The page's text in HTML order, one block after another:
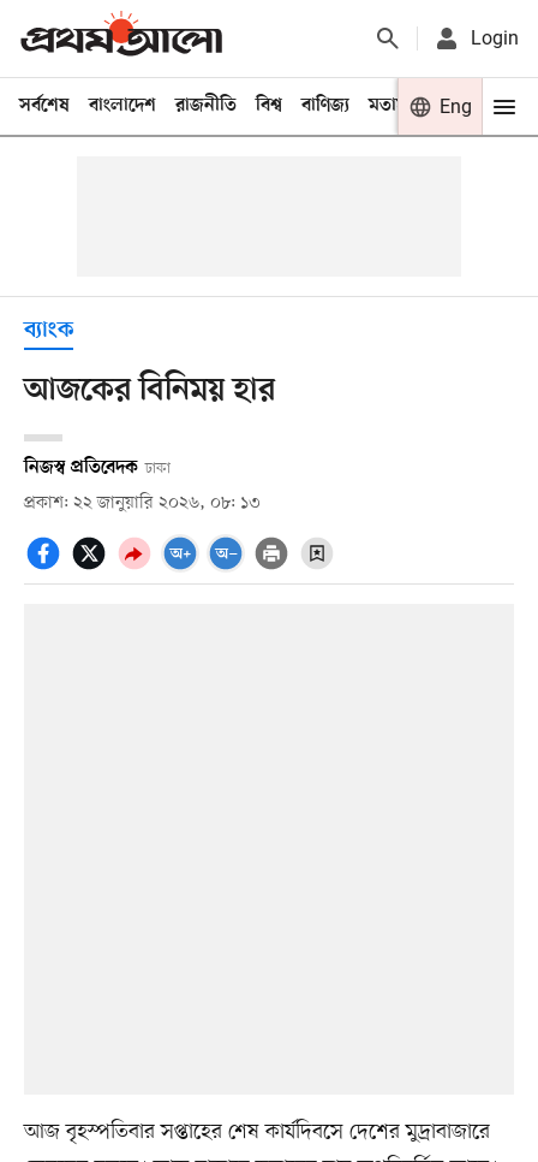
Login
সর্বশেষ বাংলাদেশ রাজনীতি বিশ্ব বাণিজ্য মতামত খেলা
Eng
ব্যাংক
আজকের বিনিময় হার
নিজস্ব প্রতিবেদক ঢাকা
প্রকাশ: ২২ জানুয়ারি ২০২৬, ০৮: ১৩
আজ বৃহস্পতিবার সপ্তাহের শেষ কার্যদিবসে দেশের মুদ্রাবাজারে